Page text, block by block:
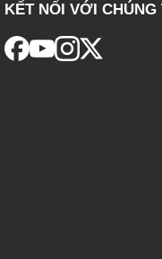
KẾT NỐI VỚI CHÚNG